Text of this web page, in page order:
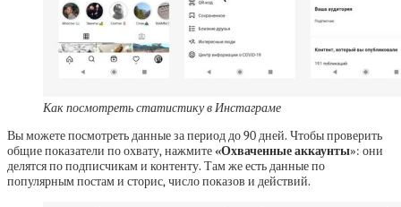
Как посмотреть статистику в Инстаграме
Вы можете посмотреть данные за период до 90 дней. Чтобы проверить
общие показатели по охвату, нажмите«Охваченные аккаунты»: они
делятся по подписчикам и контенту. Там же есть данные по
популярным постам и сторис, число показов и действий.